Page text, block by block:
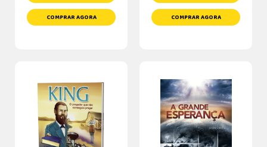
COMPRAR AGORA COMPRAR AGORA